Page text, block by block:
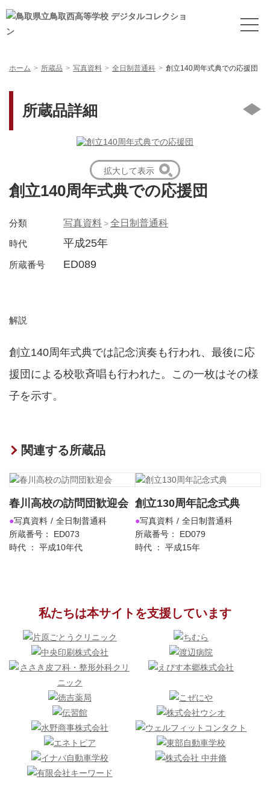
ホーム 所蔵品 写真資料 全日制普通科 創立140周年式典での応援団
所蔵品詳細
拡大して表示
創立140周年式典での応援団
分類 写真資料
全日制普通科
時代
平成25年
所蔵番号 ED089
解説
創立140周年式典では記念演奏も行われ、最後に応
援団による校歌斉唱も行われた。この一枚はその様
子を示す。
関連する所蔵品
春川高校の訪問団歓迎会
写真資料
全日制普通科
所蔵番号： ED073
時代 ： 平成10年代
創立130周年記念式典
写真資料
全日制普通科
所蔵番号： ED079
時代 ： 平成15年
私たちは本サイトを支援しています